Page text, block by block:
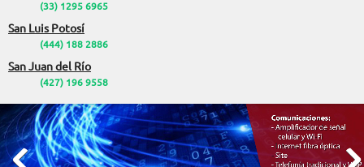
(33) 1295 6965
San Luis Potosí
(444) 188 2886
San Juan del Río
(427) 196 9558